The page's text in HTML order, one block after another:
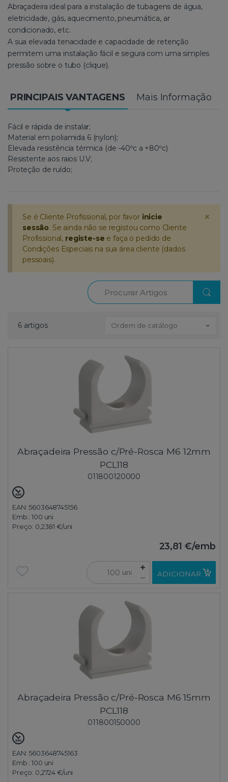
Abraçadeira ideal para a instalação de tubagens de água,
eletricidade, gás, aquecimento, pneumática, ar
condicionado, etc.
A sua elevada tenacidade e capacidade de retenção
permitem uma instalação fácil e segura com uma simples
pressão sobre o tubo (clique).
PRINCIPAIS VANTAGENS Mais Informação
Fácil e rápida de instalar;
Material em poliamida 6 (nylon);
Elevada resistência térmica (de -40ºc a +80ºc)
Resistente aos raios U.V;
Proteção de ruído;
×
Se é Cliente Profissional, por favor inicie
sessão. Se ainda não se registou como Cliente
Profissional, registe-se e faça o pedido de
Condições Especiais na sua área cliente (dados
pessoais).
Procurar
6 artigos Ordem de catálogo
Abraçadeira Pressão c/Pré-Rosca M6 12mm
PCL118
011800120000
EAN: 5603648745156
Emb.:100 uni
Preço: 0,2381 €/uni
23,81 €/emb
uni ADICIONAR
Abraçadeira Pressão c/Pré-Rosca M6 15mm
PCL118
011800150000
EAN: 5603648745163
Emb.:100 uni
Preço: 0,2724 €/uni